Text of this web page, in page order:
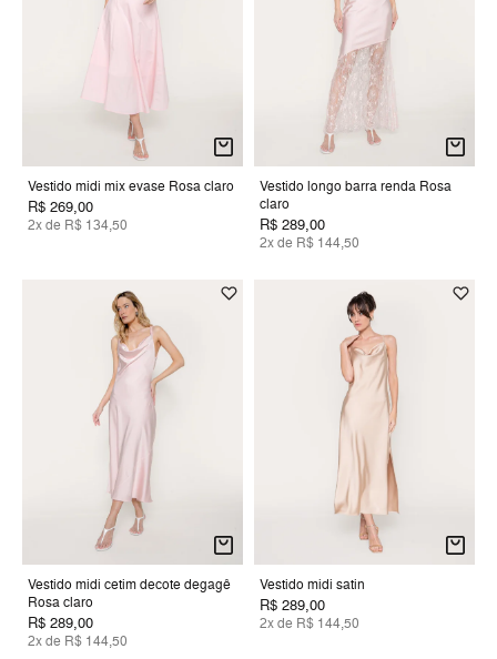
Vestido midi mix evase Rosa claro
R$ 269,00
2x de R$ 134,50
Vestido longo barra renda Rosa
claro
R$ 289,00
2x de R$ 144,50
Vestido midi cetim decote degagê
Rosa claro
R$ 289,00
2x de R$ 144,50
Vestido midi satin
R$ 289,00
2x de R$ 144,50